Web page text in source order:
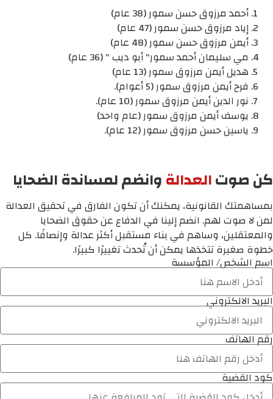
أحمد مرزوق حسن سمور (38 عام)
إياد مرزوق حسن سمور (47 عام)
أيمن مرزوق حسن سمور (48 عام)
مي سليمان أحمد سمور" أبو ديب " (36 عام)
هديل أيمن مرزوق سمور (13 عام)
فرح أيمن مرزوق سمور (5 أعوام).
نور الدين أيمن مرزوق سمور (10 عام).
يوسف أيمن مرزوق سمور (عام واحد)
ياسين حسن مرزوق سمور (12 عام).
كن صوتالعدالةوانضم لمساندة الضحايا
بمساهمتك القانونية، يمكنك أن تكون الفارق في تحقيق العدالة
لمن لا صوت لهم. انضم إلينا في الدفاع عن حقوق الضحايا
والمعتقلين، وساهم في بناء مستقبل أكثر عدالة وإنصافًا. كل
خطوة صغيرة تتخذها يمكن أن تُحدث تغييرًا كبيرًا.
اسم الشخص/ المؤسسة
البريد الالكتروني
رقم الهاتف
كود القضية